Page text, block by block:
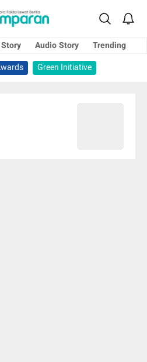
Audio Story
Trending
Green Initiative